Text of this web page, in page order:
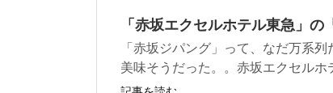
「赤坂エクセルホテル東急」の
「赤坂ジパング」って、なだ万系
美味そうだった。。赤坂エクセルホ